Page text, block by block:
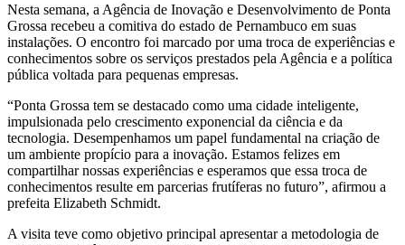
Nesta semana, a Agência de Inovação e Desenvolvimento de Ponta
Grossa recebeu a comitiva do estado de Pernambuco em suas
instalações. O encontro foi marcado por uma troca de experiências e
conhecimentos sobre os serviços prestados pela Agência e a política
pública voltada para pequenas empresas.
“Ponta Grossa tem se destacado como uma cidade inteligente,
impulsionada pelo crescimento exponencial da ciência e da
tecnologia. Desempenhamos um papel fundamental na criação de
um ambiente propício para a inovação. Estamos felizes em
compartilhar nossas experiências e esperamos que essa troca de
conhecimentos resulte em parcerias frutíferas no futuro”, afirmou a
prefeita Elizabeth Schmidt.
A visita teve como objetivo principal apresentar a metodologia de